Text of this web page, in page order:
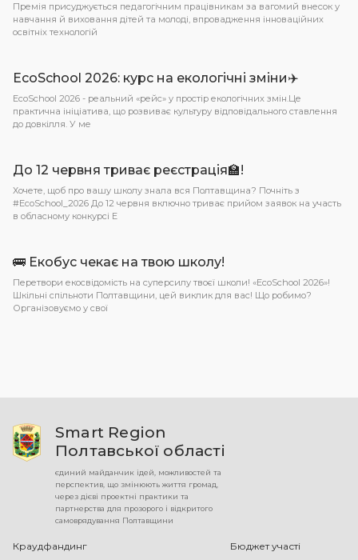
Премія присуджується педагогічним працівникам за вагомий внесок у
навчання й виховання дітей та молоді, впровадження інноваційних
освітніх технологій
EcoSchool 2026: курс на екологічні зміни✈️
EcoSchool 2026 - реальний «рейс» у простір екологічних змін.Це
практична ініціатива, що розвиває культуру відповідального ставлення
до довкілля. У ме
До 12 червня триває реєстрація🏫!
Хочете, щоб про вашу школу знала вся Полтавщина? Почніть з
#EcoSchool_2026 До 12 червня включно триває прийом заявок на участь
в обласному конкурсі E
🚌 Екобус чекає на твою школу!
Перетвори екосвідомість на суперсилу твоєї школи! «EcoSchool 2026»!
Шкільні спільноти Полтавщини, цей виклик для вас! Що робимо?
Організовуємо у свої
Smart Region
Полтавської області
єдиний майданчик ідей, можливостей та
перспектив, що змінюють життя громад,
через дієві проектні практики та
партнерства для прозорого і відкритого
самоврядування Полтавщини
Краудфандинг Бюджет участі